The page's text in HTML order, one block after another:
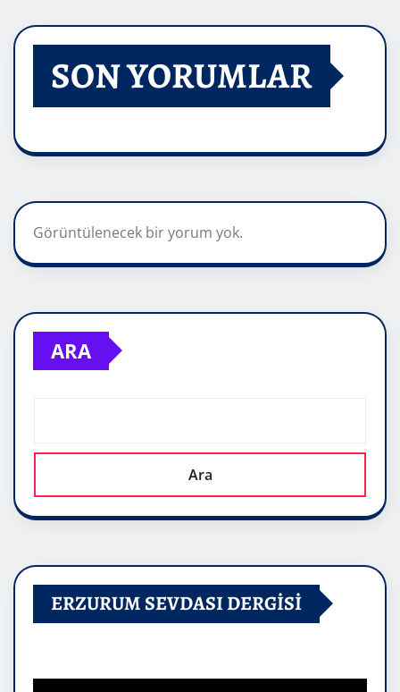
SON YORUMLAR
Görüntülenecek bir yorum yok.
ARA
Ara
ERZURUM SEVDASI DERGİSİ